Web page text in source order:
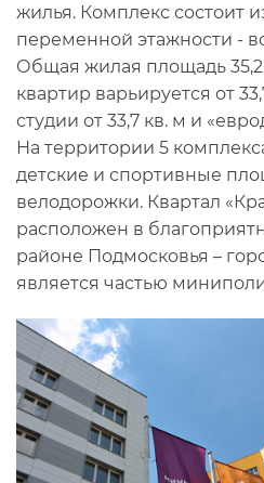
жилья. Комплекс состоит
переменной этажности -
Общая жилая площадь
квартир варьируется от
студии от 33,7 кв. м и
На территории 5
детские и спортивные
велодорожки. Квартал
расположен в
районе Подмосковья –
является частью